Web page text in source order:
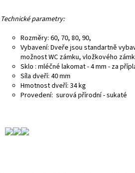
Technické parametry:
Rozměry: 60, 70, 80, 90,
Vybavení: Dveře jsou standartně
možnost WC zámku, vložkového
Sklo : mléčné lakomat - 4 mm - za
Síla dveří: 40 mm
Hmotnost dveří: 34 kg
Provedení: surová přírodní - sukaté